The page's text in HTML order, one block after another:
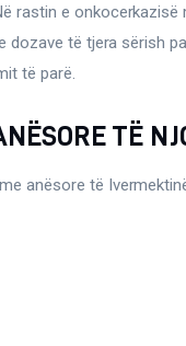
mjekesore per COVID-19
ilaçet/
rastin e onkocerkazisë
dozave të tjera sërish
të parë.
TË
anësore të